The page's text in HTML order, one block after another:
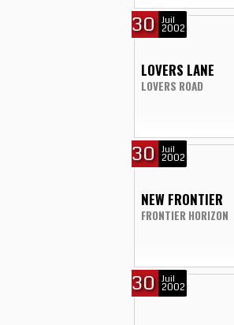
30 Juil
2002
LOVERS LANE
LOVERS ROAD
30 Juil
2002
NEW FRONTIER
FRONTIER HORIZON
30 Juil
2002